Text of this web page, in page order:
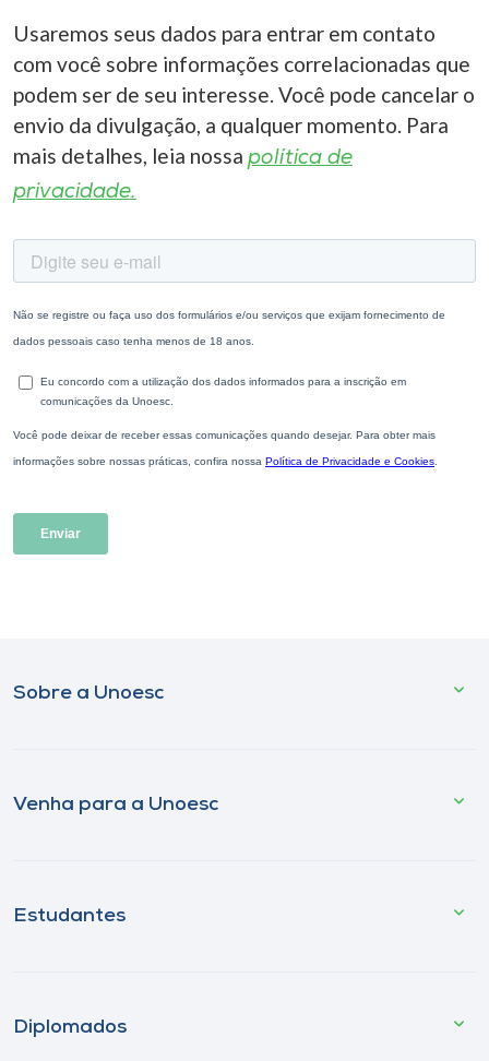
Usaremos seus dados para entrar em contato
com você sobre informações correlacionadas que
podem ser de seu interesse. Você pode cancelar o
envio da divulgação, a qualquer momento. Para
mais detalhes, leia nossa política de
privacidade.
Sobre a Unoesc
Venha para a Unoesc
Estudantes
Diplomados